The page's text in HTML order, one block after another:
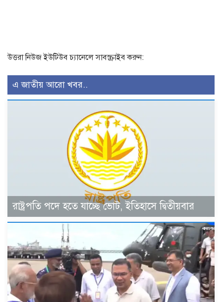
উত্তরা নিউজ ইউটিউব চ্যানেলে সাবস্ক্রাইব করুন:
এ জাতীয় আরো খবর..
রাষ্ট্রপতি পদে হতে যাচ্ছে ভোট, ইতিহাসে দ্বিতীয়বার